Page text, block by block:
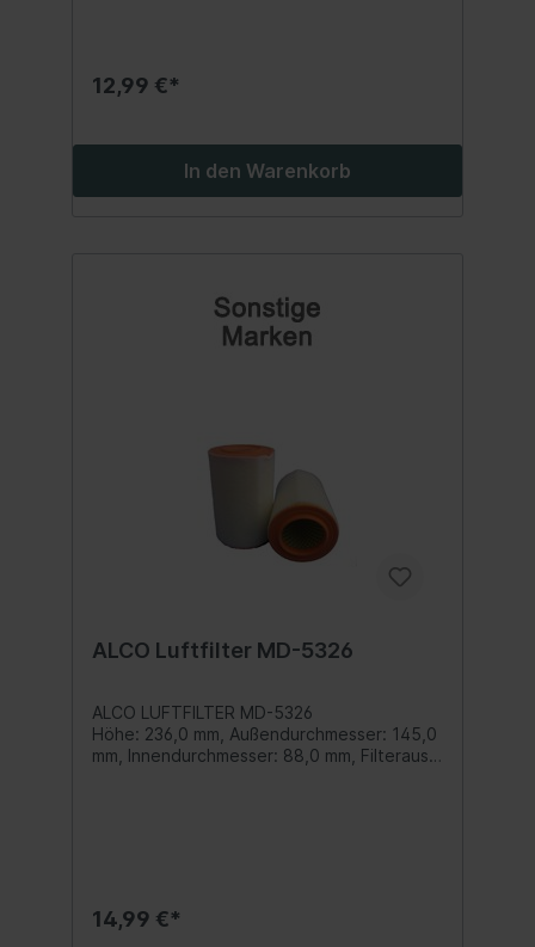
12,99 €*
In den Warenkorb
ALCO Luftfilter MD-5326
ALCO LUFTFILTER MD-5326
Höhe: 236,0 mm, Außendurchmesser: 145,0
mm, Innendurchmesser: 88,0 mm, Filterausf
14,99 €*